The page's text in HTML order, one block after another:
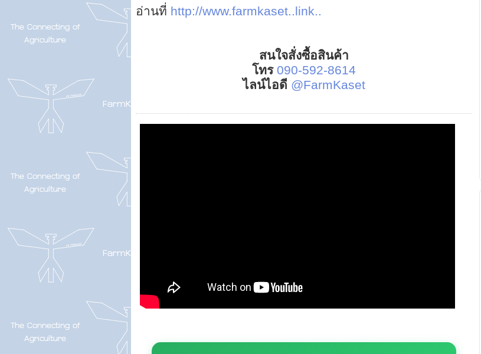
อ่านที่ http://www.farmkaset..link..
สนใจสั่งซื้อสินค้า
โทร 090-592-8614
ไลน์ไอดี @FarmKaset